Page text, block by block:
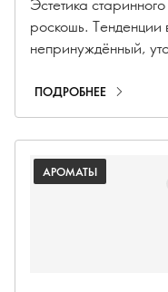
роскошно
Эстетика
роскошь. Тенденции
непринуждённый,
создающие
вам почувствовать
ПОДРОБНЕЕ
АРОМАТЫ